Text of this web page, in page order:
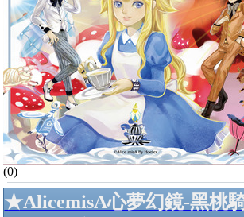
(0)
★AlicemisA心夢幻鏡-黑桃